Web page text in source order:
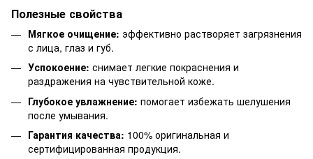
Полезные свойства
Мягкое очищение: эффективно растворяет загрязнения
с лица, глаз и губ.
Успокоение: снимает легкие покраснения и
раздражения на чувствительной коже.
Глубокое увлажнение: помогает избежать шелушения
после умывания.
Гарантия качества: 100% оригинальная и
сертифицированная продукция.